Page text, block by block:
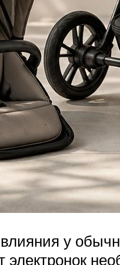
влияния у
электронок